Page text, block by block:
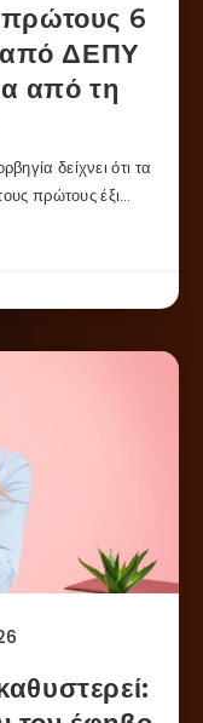
6
από ΔΕΠΥ
από τη
δείχνει ότι τα
πρώτους έξι…